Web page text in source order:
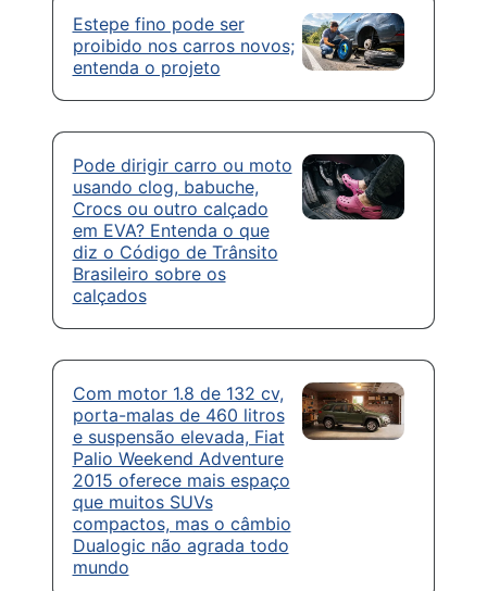
Estepe fino pode ser
proibido nos carros novos;
entenda o projeto
Pode dirigir carro ou moto
usando clog, babuche,
Crocs ou outro calçado
em EVA? Entenda o que
diz o Código de Trânsito
Brasileiro sobre os
calçados
Com motor 1.8 de 132 cv,
porta-malas de 460 litros
e suspensão elevada, Fiat
Palio Weekend Adventure
2015 oferece mais espaço
que muitos SUVs
compactos, mas o câmbio
Dualogic não agrada todo
mundo